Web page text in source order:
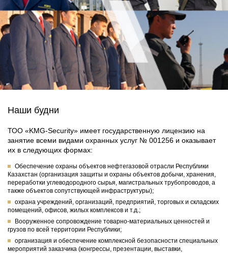
Наши будни
ТОО «KMG-Security» имеет государственную лицензию на
занятие всеми видами охранных услуг № 001256 и оказывает
их в следующих формах:
Обеспечение охраны объектов нефтегазовой отрасли Республики
Казахстан (организация защиты и охраны объектов добычи, хранения,
переработки углеводородного сырья, магистральных трубопроводов, а
также объектов сопутствующей инфраструктуры);
охрана учреждений, организаций, предприятий, торговых и складских
помещений, офисов, жилых комплексов и т.д.;
Вооруженное сопровождение товарно-материальных ценностей и
грузов по всей территории Республики;
организация и обеспечение комплексной безопасности специальных
мероприятий заказчика (конгрессы, презентации, выставки,